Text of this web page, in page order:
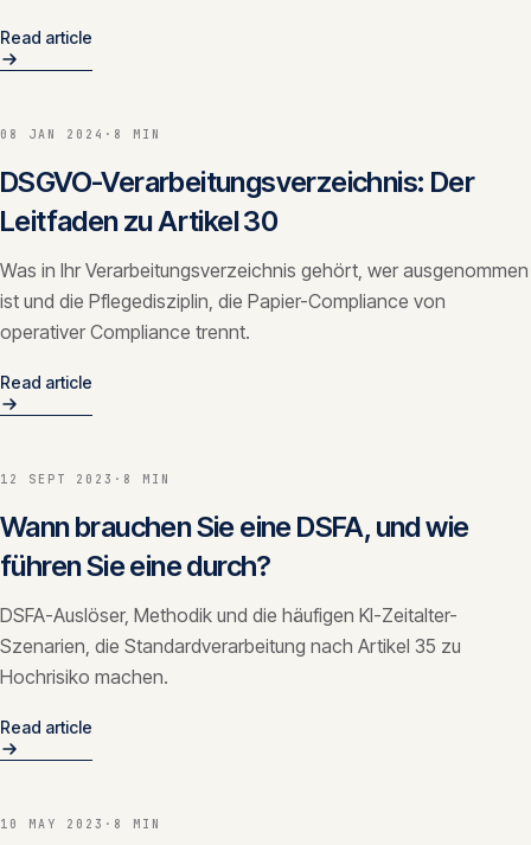
Read article
08 JAN 2024 · 8 MIN
DSGVO-Verarbeitungsverzeichnis: Der
Leitfaden zu Artikel 30
Was in Ihr Verarbeitungsverzeichnis gehört, wer ausgenommen
ist und die Pflegedisziplin, die Papier-Compliance von
operativer Compliance trennt.
Read article
12 SEPT 2023 · 8 MIN
Wann brauchen Sie eine DSFA, und wie
führen Sie eine durch?
DSFA-Auslöser, Methodik und die häufigen KI-Zeitalter-
Szenarien, die Standardverarbeitung nach Artikel 35 zu
Hochrisiko machen.
Read article
10 MAY 2023 · 8 MIN